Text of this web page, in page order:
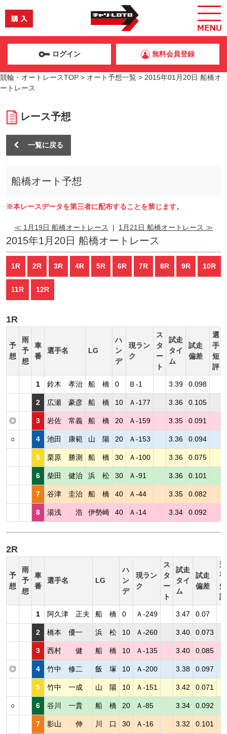
ログイン 無料会員登録
競輪・オートレースTOP > オート予想一覧 > 2015年01月20日 船橋オ
ートレース
レース予想
一覧に戻る
船橋オート予想
※本レースデータを第三者に配布することを禁じます。
≪ 1月19日 船橋オートレース | 1月21日 船橋オートレース ≫
2015年1月20日 船橋オートレース
1R 2R 3R 4R 5R 6R 7R 8R 9R 10R
11R 12R
1R
予
想
雨
予
想
車
番
選手名 LG
ハ
ン
デ
現ラン
ク
ス
タ
ー
ト
試走
タイ
ム
試走
偏差
選
手
短
評
1 鈴木 孝治 船 橋 0 Ｂ-1 3.39 0.098
2 広瀬 豪彦 船 橋 10 Ａ-177 3.36 0.105
◎ 3 岩佐 常義 船 橋 20 Ａ-159 3.35 0.091
○ 4 池田 康範 山 陽 20 Ａ-153 3.36 0.094
5 栗原 勝測 船 橋 30 Ａ-100 3.36 0.075
6 柴田 健治 浜 松 30 Ａ-91 3.36 0.101
7 谷津 圭治 船 橋 40 Ａ-44 3.35 0.082
8 湯浅 浩 伊勢崎 40 Ａ-14 3.34 0.092
2R
予
想
雨
予
想
車
番
選手名 LG
ハ
ン
デ
現ラン
ク
ス
タ
ー
ト
試走
タイ
ム
試走
偏差
選
手
短
評
1 阿久津 正夫 船 橋 0 Ａ-249 3.47 0.07
2 橋本 優一 浜 松 10 Ａ-260 3.40 0.073
3 西村 健 船 橋 10 Ａ-135 3.40 0.085
◎ 4 竹中 修二 飯 塚 10 Ａ-200 3.38 0.097
5 竹中 一成 山 陽 10 Ａ-151 3.42 0.071
○ 6 谷川 一貴 船 橋 20 Ａ-85 3.34 0.092
7 影山 伸 川 口 30 Ａ-16 3.32 0.101